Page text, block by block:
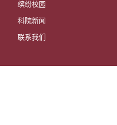
缤纷校园
科院新闻
联系我们